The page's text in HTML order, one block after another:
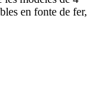
en fonte de fer,